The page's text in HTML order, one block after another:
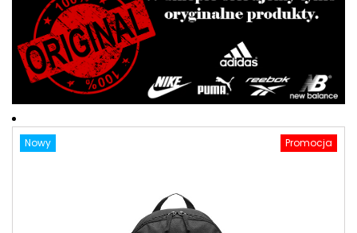
Nowy Promocja